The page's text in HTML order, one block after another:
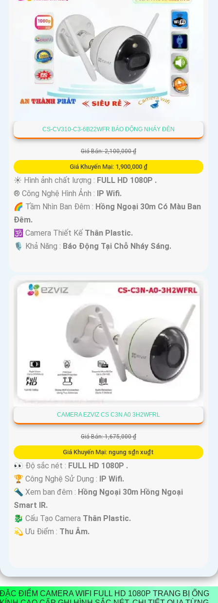
CS-CV310-C3-6B22WFR BÁO ĐỘNG NHÁY ĐÈN
Giá Bán: 2,100,000 ₫
Giá Khuyến Mại: 1,900,000 ₫
☀️ Hình ảnh chất lượng : FULL HD 1080P .
®️ Công Nghệ Hình Ảnh :
IP Wifi.
🌈 Tầm Nhìn Ban Đêm : Hồng Ngoại 30m Có Màu Ban
Đêm.
🕉️ Camera Thiết Kế Thân Plastic.
️🎙 Khả Năng : Báo Động Tại Chỗ Nháy Sáng.
CAMERA EZVIZ CS C3N A0 3H2WFRL
Giá Bán: 1,675,000 ₫
Giá Khuyến Mại: ngung s₫n xu₫t
️
👀 Độ sắc nét : FULL HD 1080P .
🏆 Công Nghệ Sử Dụng : IP Wifi.
🔦 Xem ban đêm : Hồng Ngoại 30m Hồng Ngoại
Smart IR.
🐉️ Cấu Tạo Camera Thân Plastic.
️💫 Ưu Điểm : Thu Âm.
ĐẶC ĐIỂM CAMERA WIFI FULL HD 1080P TRANG BỊ ỐNG